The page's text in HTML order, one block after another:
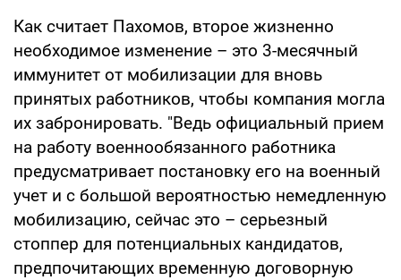
Как считает Пахомов, второе жизненно
необходимое изменение – это 3-месячный
иммунитет от мобилизации для вновь
принятых работников, чтобы компания могла
их забронировать. "Ведь официальный прием
на работу военнообязанного работника
предусматривает постановку его на военный
учет и с большой вероятностью немедленную
мобилизацию, сейчас это – серьезный
стоппер для потенциальных кандидатов,
предпочитающих временную договорную